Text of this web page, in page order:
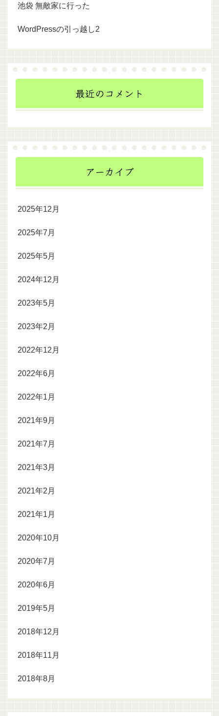
池袋 無敵家に行った
WordPressの引っ越し2
最近のコメント
アーカイブ
2025年12月
2025年7月
2025年5月
2024年12月
2023年5月
2023年2月
2022年12月
2022年6月
2022年1月
2021年9月
2021年7月
2021年3月
2021年2月
2021年1月
2020年10月
2020年7月
2020年6月
2019年5月
2018年12月
2018年11月
2018年8月